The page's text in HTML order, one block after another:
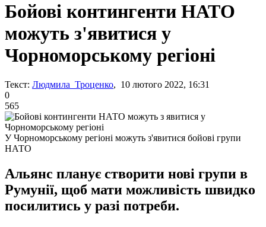
Бойові контингенти НАТО
можуть з'явитися у
Чорноморському регіоні
Текст: Людмила Троценко, 10 лютого 2022, 16:31
0
565
У Чорноморському регіоні можуть з'явитися бойові групи
НАТО
Альянс планує створити нові групи в
Румунії, щоб мати можливість швидко
посилитись у разі потреби.